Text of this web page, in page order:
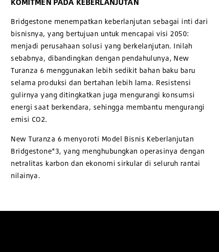
KOMITMEN PADA KEBERLANJUTAN
Bridgestone menempatkan keberlanjutan sebagai inti dari
bisnisnya, yang bertujuan untuk mencapai visi 2050:
menjadi perusahaan solusi yang berkelanjutan. Inilah
sebabnya, dibandingkan dengan pendahulunya, New
Turanza 6 menggunakan lebih sedikit bahan baku baru
selama produksi dan bertahan lebih lama. Resistensi
gulirnya yang ditingkatkan juga mengurangi konsumsi
energi saat berkendara, sehingga membantu mengurangi
emisi CO2.
New Turanza 6 menyoroti Model Bisnis Keberlanjutan
Bridgestone*3, yang menghubungkan operasinya dengan
netralitas karbon dan ekonomi sirkular di seluruh rantai
nilainya.